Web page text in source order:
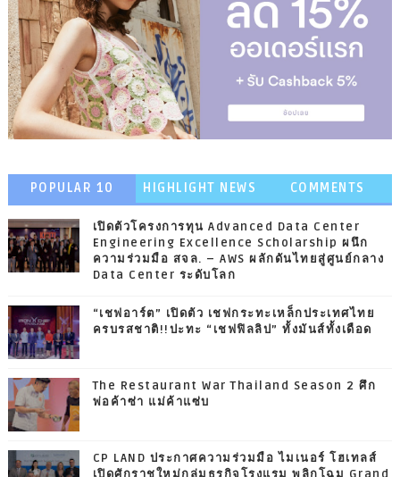
POPULAR 10 HIGHLIGHT NEWS COMMENTS
เปิดตัวโครงการทุน Advanced Data Center
Engineering Excellence Scholarship ผนึก
ความร่วมมือ สจล. – AWS ผลักดันไทยสู่ศูนย์กลาง
Data Center ระดับโลก
“เชฟอาร์ต” เปิดตัว เชฟกระทะเหล็กประเทศไทย
ครบรสชาติ!!ปะทะ “เชฟฟิลลิป” ทั้งมันส์ทั้งเดือด
The Restaurant War Thailand Season 2 ศึก
พ่อค้าซ่า แม่ค้าแซ่บ
CP LAND ประกาศความร่วมมือ ไมเนอร์ โฮเทลส์